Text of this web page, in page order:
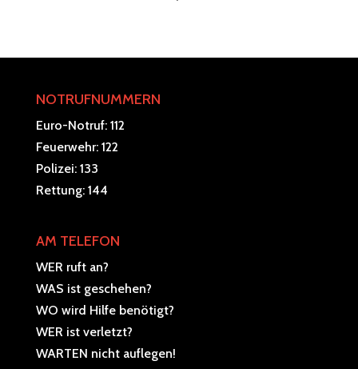
NOTRUFNUMMERN
Euro-Notruf: 112
Feuerwehr: 122
Polizei: 133
Rettung: 144
AM TELEFON
WER ruft an?
WAS ist geschehen?
WO wird Hilfe benötigt?
WER ist verletzt?
WARTEN nicht auflegen!